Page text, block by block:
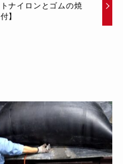
トナイロンとゴムの焼
付】